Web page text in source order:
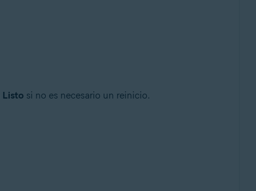
Listo si no es necesario un reinicio.